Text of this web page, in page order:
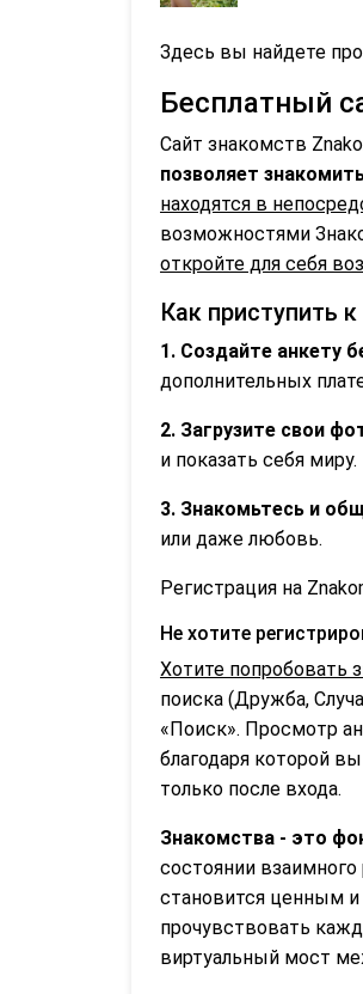
Здесь вы найдете
Бесплатный
Сайт знакомств
позволяет
находятся в
возможностями
откройте для себя
Как приступить
1. Создайте анкету
дополнительных
2. Загрузите свои
и показать себя миру.
3. Знакомьтесь и
или даже любовь.
Регистрация на
Не хотите
Хотите попробовать
поиска (Дружба,
«Поиск». Просмотр
благодаря которой
только после входа.
Знакомства - это
состоянии
становится ценным
прочувствовать
виртуальный мост